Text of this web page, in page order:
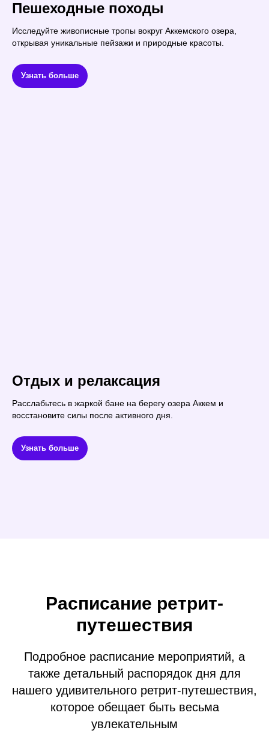
Пешеходные походы
Исследуйте живописные тропы вокруг Аккемского озера,
открывая уникальные пейзажи и природные красоты.
Узнать больше
Отдых и релаксация
Расслабьтесь в жаркой бане на берегу озера Аккем и
восстановите силы после активного дня.
Узнать больше
Расписание ретрит-
путешествия
Подробное расписание мероприятий, а
также детальный распорядок дня для
нашего удивительного ретрит-путешествия,
которое обещает быть весьма
увлекательным